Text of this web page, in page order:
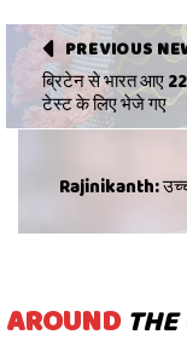
PREVIOUS
ब्रिटेन से भारत आए 22
टेस्ट के लिए भेजे गए
Rajinikanth: उच्च
AROUND